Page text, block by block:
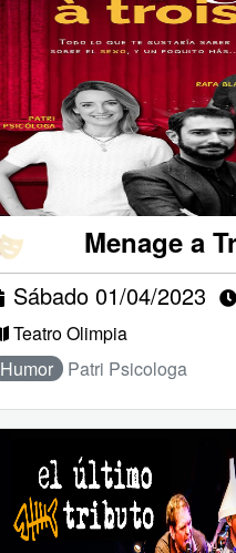
Menage a
Sábado 01/04/2023
Teatro Olimpia
Humor
Patri Psicologa